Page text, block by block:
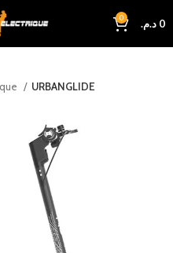
0 0 د.م.
URBANGLIDE